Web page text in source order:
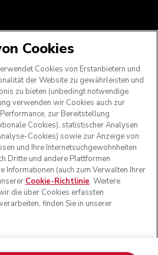
AKZEPTIEREN
SIE UNS
Cookies
Cookies von Erstanbietern und
der Website zu gewährleisten und
zu bieten (unbedingt notwendige
verwenden wir Cookies auch zur
zur Bereitstellung
Cookies), statistischer Analysen
Cookies) sowie zur Anzeige von
und Ihre Internetsuchgewohnheiten
Dritte und andere Plattformen
Informationen (auch zum Verwalten Ihrer
Cookie-Richtlinie. Weitere
die über Cookies erfassten
finden Sie in unserer